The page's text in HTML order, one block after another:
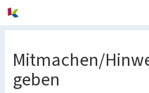
Mitmachen/
geben